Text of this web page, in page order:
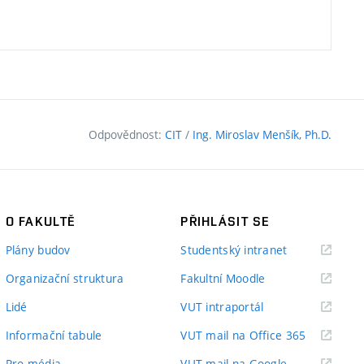
Odpovědnost: CIT / Ing. Miroslav Menšík, Ph.D.
O FAKULTĚ
Plány budov
Organizační struktura
Lidé
Informační tabule
PŘIHLÁSIT SE
Studentský intranet(externí
Fakultní Moodle
VUT intraportál(externí
VUT mail na Office 365 (externí
odkaz)